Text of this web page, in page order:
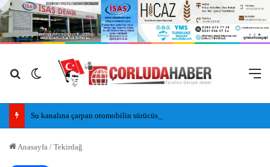
Arama yap ...
Dış görünümü değiştir
Su kanalına çarpan otomobilin sürücüsü yaralandı
Anasayfa / Tekirdağ